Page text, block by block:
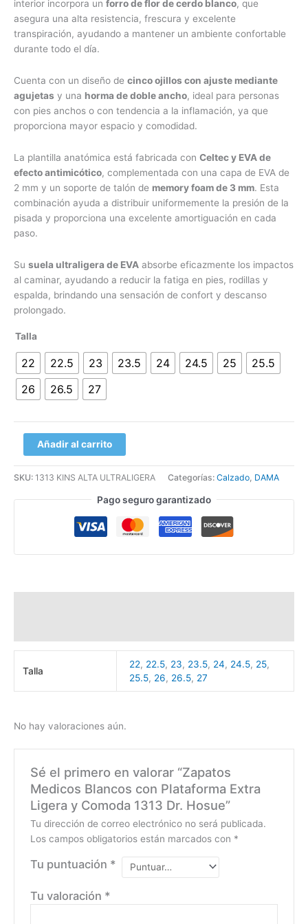
interior incorpora un forro de flor de cerdo blanco, que
asegura una alta resistencia, frescura y excelente
transpiración, ayudando a mantener un ambiente confortable
durante todo el día.
Cuenta con un diseño de cinco ojillos con ajuste mediante
agujetas y una horma de doble ancho, ideal para personas
con pies anchos o con tendencia a la inflamación, ya que
proporciona mayor espacio y comodidad.
La plantilla anatómica está fabricada con Celtec y EVA de
efecto antimicótico, complementada con una capa de EVA de
2 mm y un soporte de talón de memory foam de 3 mm. Esta
combinación ayuda a distribuir uniformemente la presión de la
pisada y proporciona una excelente amortiguación en cada
paso.
Su suela ultraligera de EVA absorbe eficazmente los impactos
al caminar, ayudando a reducir la fatiga en pies, rodillas y
espalda, brindando una sensación de confort y descanso
prolongado.
Talla
22 22.5 23 23.5 24 24.5 25
25.5
26
26.5 27
Añadir al carrito
SKU: 1313 KINS ALTA ULTRALIGERA Categorías: Calzado DAMA
Pago seguro garantizado
Talla
22, 22.5, 23, 23.5, 24, 24.5, 25,
25.5, 26, 26.5, 27
No hay valoraciones aún.
Sé el primero en valorar “Zapatos
Medicos Blancos con Plataforma Extra
Ligera y Comoda 1313 Dr. Hosue”
Tu dirección de correo electrónico no será publicada.
Los campos obligatorios están marcados con *
Tu puntuación *
Tu valoración *